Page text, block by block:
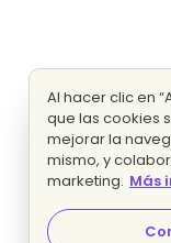
Al hacer clic en
que las cookies
mejorar la
mismo, y
marketing. Más